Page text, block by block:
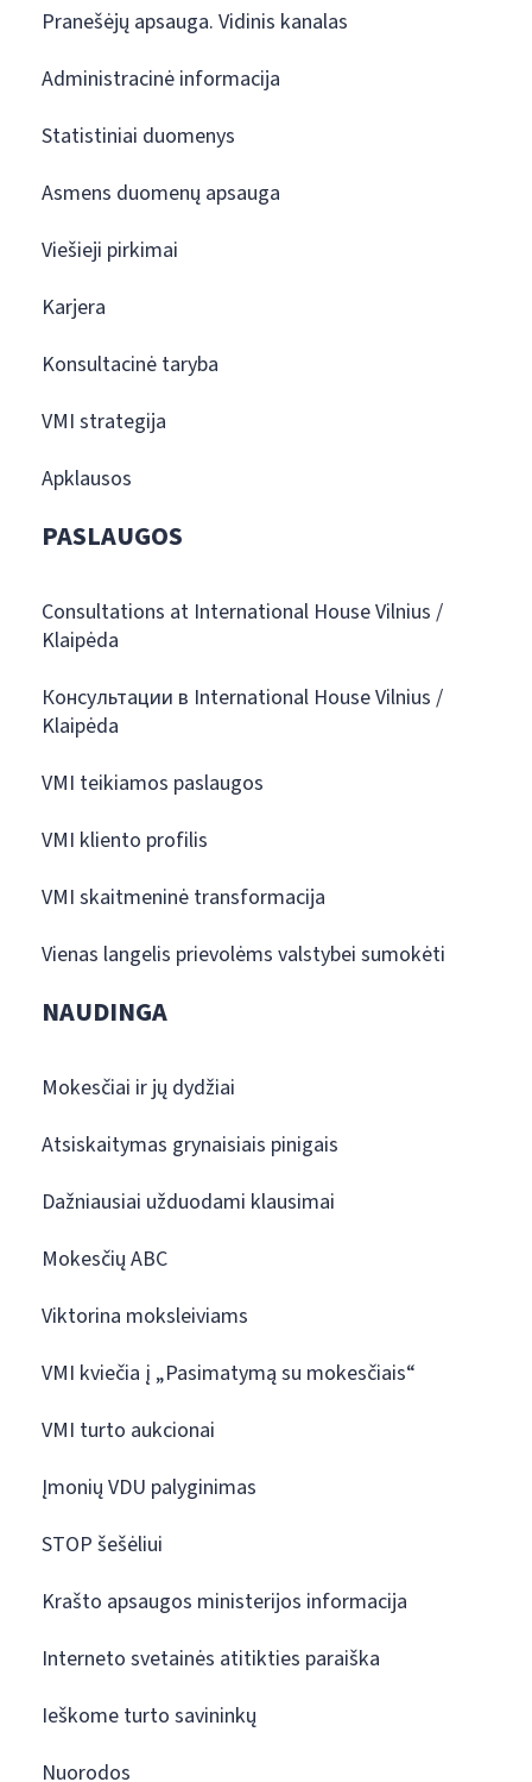
Pranešėjų apsauga. Vidinis kanalas
Administracinė informacija
Statistiniai duomenys
Asmens duomenų apsauga
Viešieji pirkimai
Karjera
Konsultacinė taryba
VMI strategija
Apklausos
PASLAUGOS
Consultations at International House Vilnius /
Klaipėda
Консультации в International House Vilnius /
Klaipėda
VMI teikiamos paslaugos
VMI kliento profilis
VMI skaitmeninė transformacija
Vienas langelis prievolėms valstybei sumokėti
NAUDINGA
Mokesčiai ir jų dydžiai
Atsiskaitymas grynaisiais pinigais
Dažniausiai užduodami klausimai
Mokesčių ABC
Viktorina moksleiviams
VMI kviečia į „Pasimatymą su mokesčiais“
VMI turto aukcionai
Įmonių VDU palyginimas
STOP šešėliui
Krašto apsaugos ministerijos informacija
Interneto svetainės atitikties paraiška
Ieškome turto savininkų
Nuorodos